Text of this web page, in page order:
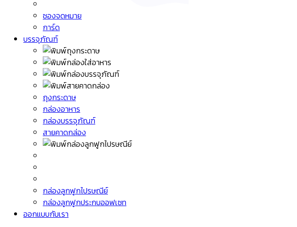
ซองจดหมาย
การ์ด
บรรจุภัณฑ์
ถุงกระดาษ
กล่องอาหาร
กล่องบรรจุภัณฑ์
สายคาดกล่อง
กล่องลูกฟูกไปรษณีย์
กล่องลูกฟูกประกบออฟเซท
ออกแบบกับเรา